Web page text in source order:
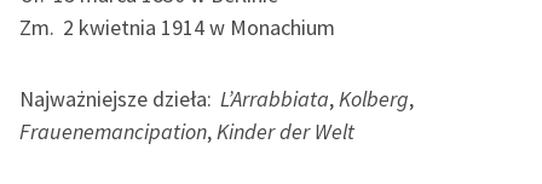
Ręce pełne poezji
twórców przechodzących
do domeny publicznej,
lektur szkolnych oraz
Zm. 2 kwietnia 1914 w Monachium
Najważniejsze dzieła: L’Arrabbiata,Kolberg,
Frauenemancipation,Kinder der Welt